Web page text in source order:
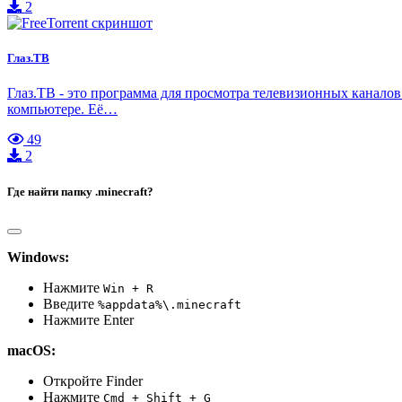
2
Глаз.ТВ
Глаз.ТВ - это программа для просмотра телевизионных
компьютере. Её…
49
2
Где найти папку .minecraft?
Windows:
Нажмите Win + R
Введите %appdata%\.minecraft
Нажмите Enter
macOS:
Откройте Finder
Нажмите Cmd + Shift + G